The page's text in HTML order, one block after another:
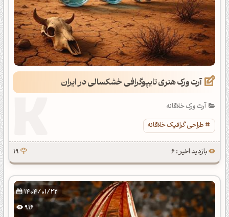
آرت ورک هنری تایپوگرافی خشکسالی در ایران
آرت ورک خلاقانه
طراحی گرافیک خلاقانه
بازدید اخیر : 6 19
1404/01/22
916